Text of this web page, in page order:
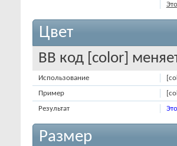
Цвет
BB код [color]
Использование
Пример
Результат
Размер